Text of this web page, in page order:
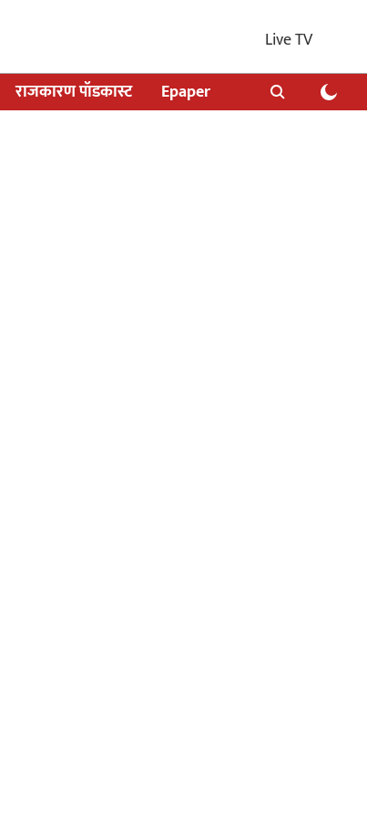
Live TV
राजकारण पॉडकास्ट Epaper